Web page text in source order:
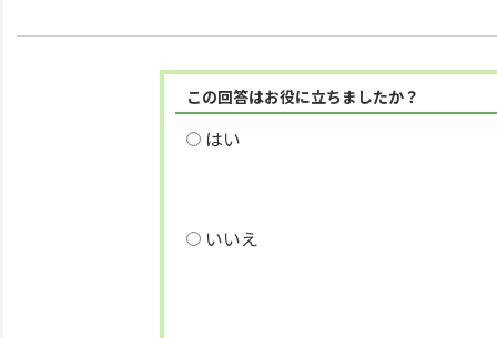
この回答はお役に立ちましたか？
はい
いいえ